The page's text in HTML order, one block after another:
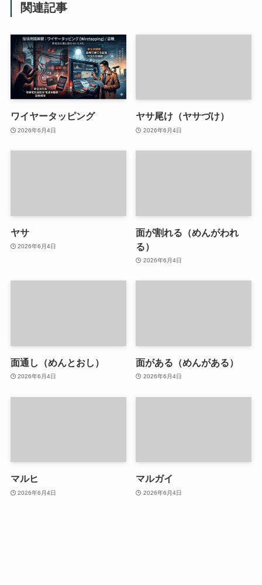
関連記事
ワイヤータッピング
2026年6月4日
ヤサ尾け（ヤサづけ）
2026年6月4日
ヤサ
2026年6月4日
面が割れる（めんがわれ
る）
2026年6月4日
面通し（めんとおし）
2026年6月4日
面がある（めんがある）
2026年6月4日
マルヒ
2026年6月4日
マルガイ
2026年6月4日